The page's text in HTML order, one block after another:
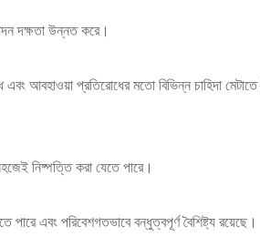
দক্ষতা উন্নত করে।
এবং আবহাওয়া প্রতিরোধের মতো বিভিন্ন চাহিদা
নিষ্পত্তি করা যেতে পারে।
পারে এবং পরিবেশগতভাবে বন্ধুত্বপূর্ণ বৈশিষ্ট্য রয়েছে।